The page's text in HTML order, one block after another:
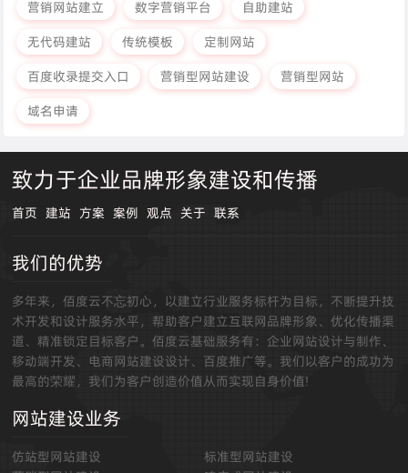
营销网站建立
数字营销平台
自助建站
无代码建站
传统模板
定制网站
百度收录提交入口
营销型网站建设
营销型网站
域名申请
致力于企业品牌形象建设和传播
首页 建站 方案 案例 观点 关于 联系
我们的优势
多年来，佰度云不忘初心，以建立行业服务标杆为目标，不断提升技
术开发和设计服务水平，帮助客户建立互联网品牌形象、优化传播渠
道、精准锁定目标客户。佰度云基础服务有：企业网站设计与制作、
移动端开发、电商网站建设设计、百度推广等。我们以客户的成功为
最高的荣耀，我们为客户创造价值从而实现自身价值!
网站建设业务
仿站型网站建设
标准型网站建设